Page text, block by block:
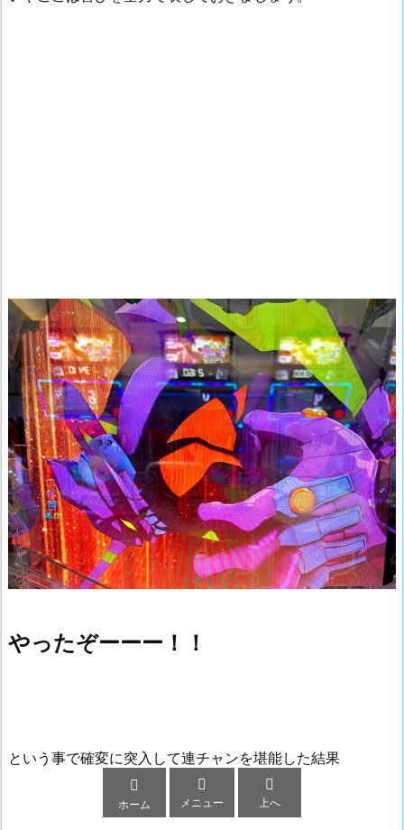
やったぞーーー！！
という事で確変に突入して連チャンを堪能した結果

ホーム

メニュー

上へ